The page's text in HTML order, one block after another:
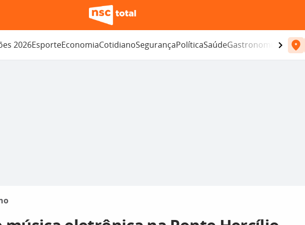
2026EsporteEconomiaCotidianoSegurançaPolíticaSaúdeGastronomia